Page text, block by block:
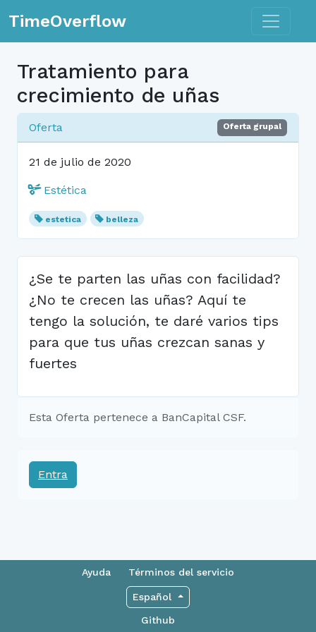
TimeOverflow Toggle
Tratamiento para
crecimiento de uñas
Oferta Oferta grupal
21 de julio de 2020
Estética
estetica belleza
¿Se te parten las uñas con facilidad?
¿No te crecen las uñas? Aquí te
tengo la solución, te daré varios tips
para que tus uñas crezcan sanas y
fuertes
Esta Oferta pertenece a BanCapital CSF.
Entra
Ayuda Términos del servicio
Español
Github